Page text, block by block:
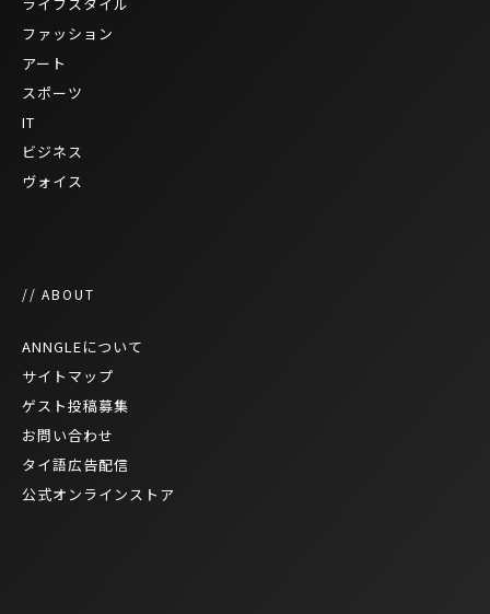
ファッション
アート
スポーツ
IT
ビジネス
ヴォイス
// ABOUT
ANNGLEについて
サイトマップ
ゲスト投稿募集
お問い合わせ
タイ語広告配信
公式オンラインストア